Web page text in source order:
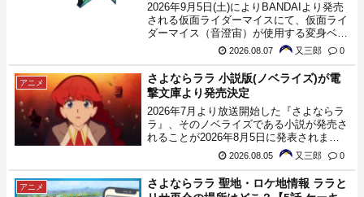
2026年9月5日(土)によりBANDAIより発売
される仮面ライダーマイスにて、仮面ライ
ダーマイス（音澄宙）が使用する変身ベル
ト『DXマイスドライバー』の予約価格を
各種ECサイトで比較してみましたので購
入の参考にどうぞ。
2026.08.07 又三郎 0
アニメ
さよならララ 小説版(ノベライズ)が電
撃文庫より発売決定
2026年7月より放送開始した『さよならラ
ラ』、そのノベライズである小説が発売さ
れることが2026年8月5日に発表されまし
2026.08.05 又三郎 0
アニメ
さよならララ 聖地・ロケ地情報 ララと